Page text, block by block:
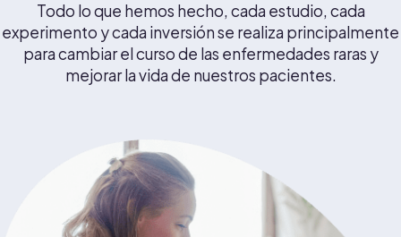
Todo lo que hemos hecho, cada estudio, cada
experimento y cada inversión se realiza principalmente
para cambiar el curso de las enfermedades raras y
mejorar la vida de nuestros pacientes.